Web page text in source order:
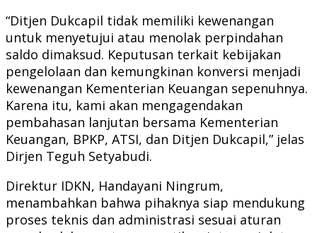
“Ditjen Dukcapil tidak memiliki kewenangan
untuk menyetujui atau menolak perpindahan
saldo dimaksud. Keputusan terkait kebijakan
pengelolaan dan kemungkinan konversi menjadi
kewenangan Kementerian Keuangan sepenuhnya.
Karena itu, kami akan mengagendakan
pembahasan lanjutan bersama Kementerian
Keuangan, BPKP, ATSI, dan Ditjen Dukcapil,” jelas
Dirjen Teguh Setyabudi.
Direktur IDKN, Handayani Ningrum,
menambahkan bahwa pihaknya siap mendukung
proses teknis dan administrasi sesuai aturan